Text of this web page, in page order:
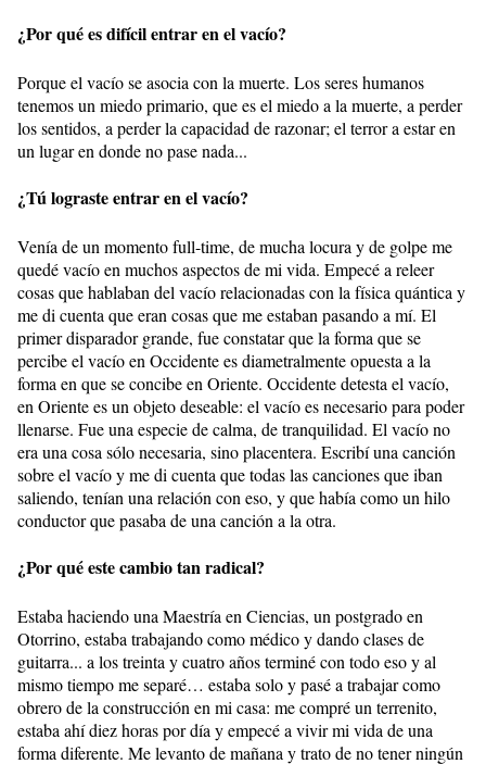
¿Por qué es difícil entrar en el vacío?
Porque el vacío se asocia con la muerte. Los seres humanos
tenemos un miedo primario, que es el miedo a la muerte, a perder
los sentidos, a perder la capacidad de razonar; el terror a estar en
un lugar en donde no pase nada...
¿Tú lograste entrar en el vacío?
Venía de un momento full-time, de mucha locura y de golpe me
quedé vacío en muchos aspectos de mi vida. Empecé a releer
cosas que hablaban del vacío relacionadas con la física quántica y
me di cuenta que eran cosas que me estaban pasando a mí. El
primer disparador grande, fue constatar que la forma que se
percibe el vacío en Occidente es diametralmente opuesta a la
forma en que se concibe en Oriente. Occidente detesta el vacío,
en Oriente es un objeto deseable: el vacío es necesario para poder
llenarse. Fue una especie de calma, de tranquilidad. El vacío no
era una cosa sólo necesaria, sino placentera. Escribí una canción
sobre el vacío y me di cuenta que todas las canciones que iban
saliendo, tenían una relación con eso, y que había como un hilo
conductor que pasaba de una canción a la otra.
¿Por qué este cambio tan radical?
Estaba haciendo una Maestría en Ciencias, un postgrado en
Otorrino, estaba trabajando como médico y dando clases de
guitarra... a los treinta y cuatro años terminé con todo eso y al
mismo tiempo me separé… estaba solo y pasé a trabajar como
obrero de la construcción en mi casa: me compré un terrenito,
estaba ahí diez horas por día y empecé a vivir mi vida de una
forma diferente. Me levanto de mañana y trato de no tener ningún